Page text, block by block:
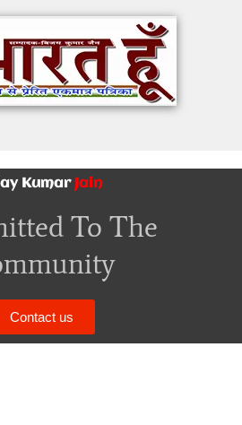
Kumar Jain
To The
Contact us